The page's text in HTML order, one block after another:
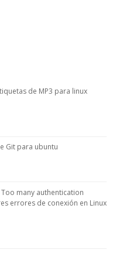
de MP3 para linux
Git para ubuntu
many authentication
errores de conexión en Linux